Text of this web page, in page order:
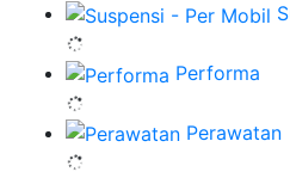
Performa
Perawatan